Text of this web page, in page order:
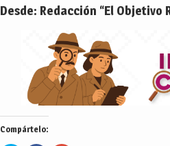
Desde: Redacción “El Objetivo
Compártelo: